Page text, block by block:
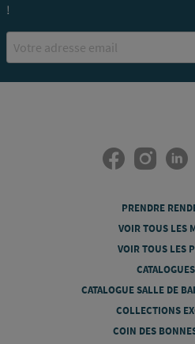
!
PRENDRE
VOIR TOUS LES
VOIR TOUS LES
CATALOGUE SALLE DE
COLLECTIONS
COIN DES